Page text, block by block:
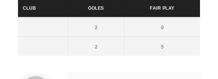
Club
Goles Fair Play
2 0
2 5